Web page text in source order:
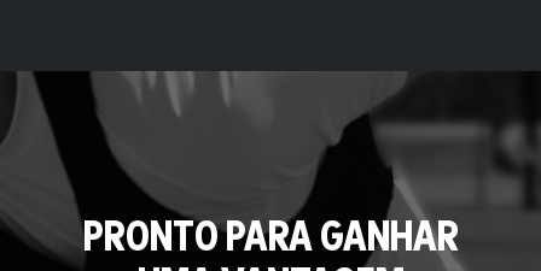
PRONTO PARA GANHAR